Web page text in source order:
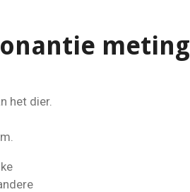
meting
het dier.